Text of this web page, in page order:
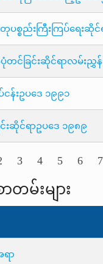
ပစ္စည်းကြီးကြပ်ရေးဆိုင်
ပုံတင်ခြင်းဆိုင်ရာလမ်းညွှ
ငန်းဥပဒေ ၁၉၉၁
င်းဆိုင်ရာဥပဒေ ၁၉၈၉
3 4 5 6 7
တမ်းများ
ရာ